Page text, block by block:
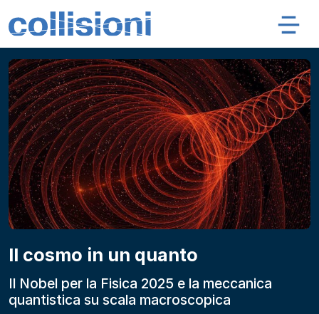
Salta al contenuto
Navigazione principale
Collisioni – INFN
Articoli
Il cosmo in un quanto
Il Nobel per la Fisica 2025 e la meccanica
quantistica su scala macroscopica